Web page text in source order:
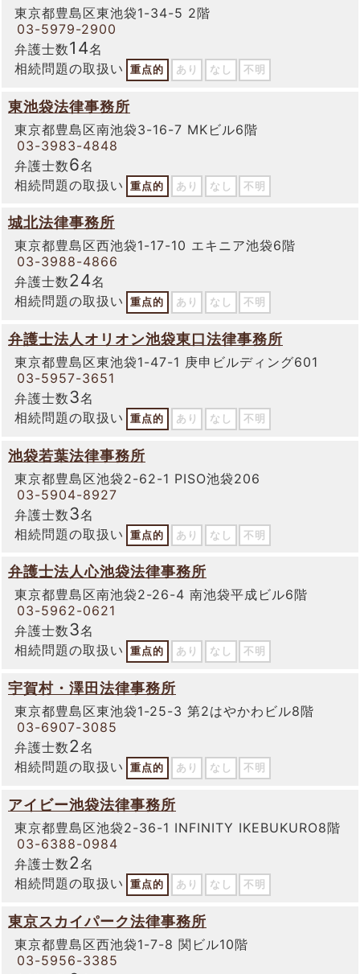
東京都豊島区東池袋1-34-5 2階
03-5979-2900
弁護士数14名
相続問題の取扱い
重点的 あり なし 不明
東池袋法律事務所
東京都豊島区南池袋3-16-7 MKビル6階
03-3983-4848
弁護士数6名
相続問題の取扱い
重点的 あり なし 不明
城北法律事務所
東京都豊島区西池袋1-17-10 エキニア池袋6階
03-3988-4866
弁護士数24名
相続問題の取扱い
重点的 あり なし 不明
弁護士法人オリオン池袋東口法律事務所
東京都豊島区東池袋1-47-1 庚申ビルディング601
03-5957-3651
弁護士数3名
相続問題の取扱い
重点的 あり なし 不明
池袋若葉法律事務所
東京都豊島区池袋2-62-1 PISO池袋206
03-5904-8927
弁護士数3名
相続問題の取扱い
重点的 あり なし 不明
弁護士法人心池袋法律事務所
東京都豊島区南池袋2-26-4 南池袋平成ビル6階
03-5962-0621
弁護士数3名
相続問題の取扱い
重点的 あり なし 不明
宇賀村・澤田法律事務所
東京都豊島区東池袋1-25-3 第2はやかわビル8階
03-6907-3085
弁護士数2名
相続問題の取扱い
重点的 あり なし 不明
アイビー池袋法律事務所
東京都豊島区池袋2-36-1 INFINITY IKEBUKURO8階
03-6388-0984
弁護士数2名
相続問題の取扱い
重点的 あり なし 不明
東京スカイパーク法律事務所
東京都豊島区西池袋1-7-8 関ビル10階
03-5956-3385